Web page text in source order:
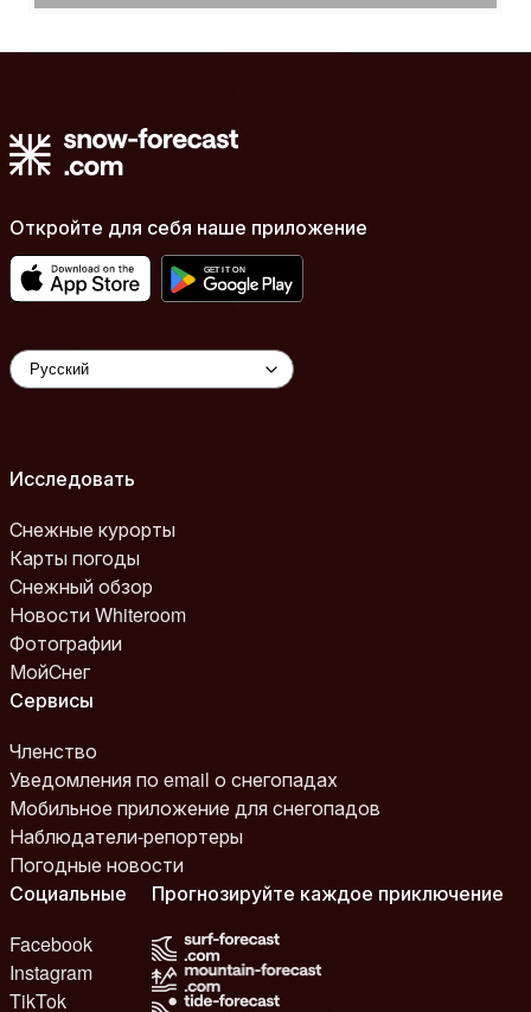
Откройте для себя наше приложение
Исследовать
Снежные курорты
Карты погоды
Снежный обзор
Новости Whiteroom
Фотографии
МойСнег
Сервисы
Членство
Уведомления по email о снегопадах
Мобильное приложение для снегопадов
Наблюдатели-репортеры
Погодные новости
Социальные
Facebook
Instagram
TikTok
Прогнозируйте каждое приключение